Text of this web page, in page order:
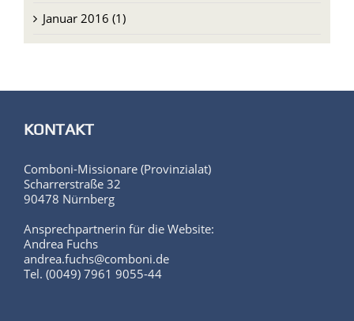
Januar 2016 (1)
KONTAKT
Comboni-Missionare (Provinzialat)
Scharrerstraße 32
90478 Nürnberg
Ansprechpartnerin für die Website:
Andrea Fuchs
andrea.fuchs@comboni.de
Tel. (0049) 7961 9055-44